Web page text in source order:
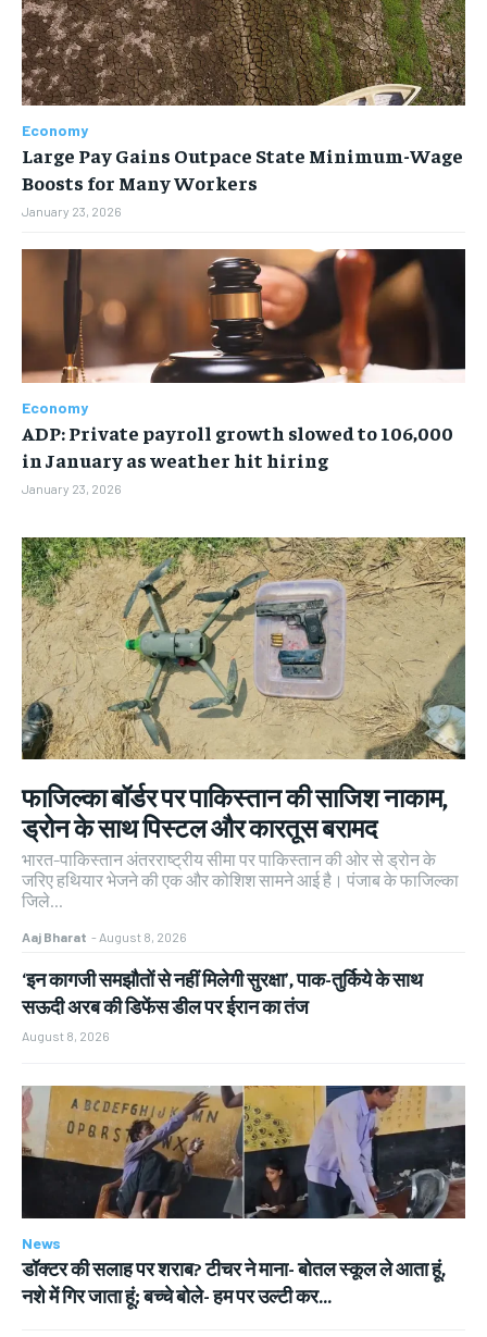
FAMILY & RELATIONSHIPS
FASHION & BEAUTY
TRAVEL
FAMILY & RELATIONSHIPS
FASHION & BEAUTY
TRAVEL
FAMILY & RELATIONSHIPS
FASHION & BEAUTY
HEALTH
TRAVEL
FAMILY & RELATIONSHIPS
FASHION & BEAUTY
HEALTH
TRAVEL
Economy
Large Pay Gains Outpace State Minimum-Wage
Boosts for Many Workers
January 23, 2026
Economy
ADP: Private payroll growth slowed to 106,000
in January as weather hit hiring
January 23, 2026
फाजिल्का बॉर्डर पर पाकिस्तान की साजिश नाकाम,
ड्रोन के साथ पिस्टल और कारतूस बरामद
भारत-पाकिस्तान अंतरराष्ट्रीय सीमा पर पाकिस्तान की ओर से ड्रोन के
जरिए हथियार भेजने की एक और कोशिश सामने आई है। पंजाब के फाजिल्का
जिले...
Aaj Bharat - August 8, 2026
‘इन कागजी समझौतों से नहीं मिलेगी सुरक्षा’, पाक-तुर्किये के साथ
सऊदी अरब की डिफेंस डील पर ईरान का तंज
August 8, 2026
News
डॉक्टर की सलाह पर शराब? टीचर ने माना- बोतल स्कूल ले आता हूं,
नशे में गिर जाता हूं; बच्चे बोले- हम पर उल्टी कर...